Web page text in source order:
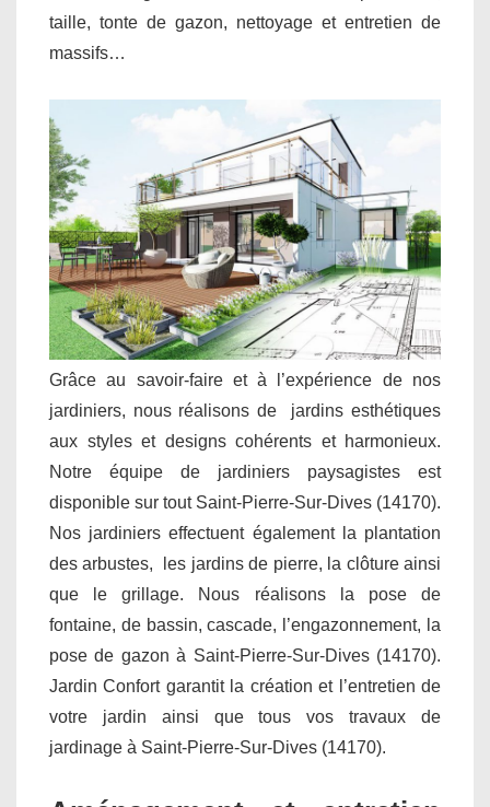
taille, tonte de gazon, nettoyage et entretien de
massifs…
Grâce au savoir-faire et à l’expérience de nos
jardiniers, nous réalisons de jardins esthétiques
aux styles et designs cohérents et harmonieux.
Notre équipe de jardiniers paysagistes est
disponible sur tout Saint-Pierre-Sur-Dives (14170).
Nos jardiniers effectuent également la plantation
des arbustes, les jardins de pierre, la clôture ainsi
que le grillage. Nous réalisons la pose de
fontaine, de bassin, cascade, l’engazonnement, la
pose de gazon à Saint-Pierre-Sur-Dives (14170).
Jardin Confort garantit la création et l’entretien de
votre jardin ainsi que tous vos travaux de
jardinage à Saint-Pierre-Sur-Dives (14170).